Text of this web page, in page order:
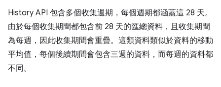
History API 包含多個收集週期，每個週期都涵蓋這 28 天。
由於每個收集期間都包含前 28 天的匯總資料，且收集期間
為每週，因此收集期間會重疊。這類資料類似於資料的移動
平均值，每個後續期間會包含三週的資料，而每週的資料都
不同。